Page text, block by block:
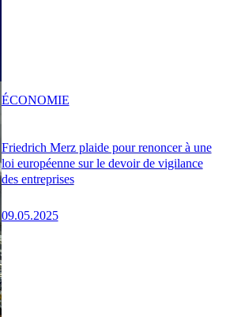
Friedrich Merz plaide pour renoncer à une
loi européenne sur le devoir de vigilance
des entreprises
09.05.2025
ÉCONOMIE